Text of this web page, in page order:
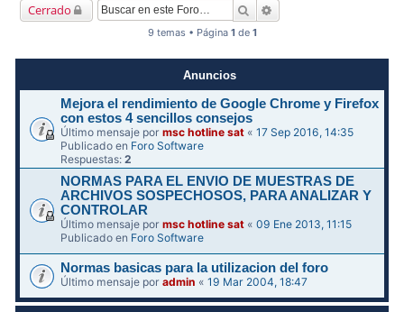
Cerrado Buscar
9 temas • Página 1 de 1
Anuncios
Mejora el rendimiento de Google Chrome y Firefox
con estos 4 sencillos consejos
Último mensaje pormsc hotline sat «17 Sep 2016, 14:35
Publicado en Foro Software
Respuestas:2
NORMAS PARA EL ENVIO DE MUESTRAS DE
ARCHIVOS SOSPECHOSOS, PARA ANALIZAR Y
CONTROLAR
Último mensaje pormsc hotline sat «09 Ene 2013, 11:15
Publicado en Foro Software
Normas basicas para la utilizacion del foro
Último mensaje poradmin «19 Mar 2004, 18:47